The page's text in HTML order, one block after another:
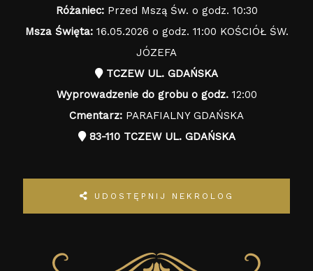
Różaniec:Przed Mszą Św. o godz. 10:30
Msza Święta:16.05.2026 o godz. 11:00 KOŚCIÓŁ ŚW.
JÓZEFA
TCZEW UL. GDAŃSKA
Wyprowadzenie do grobu o godz.12:00
Cmentarz: PARAFIALNY GDAŃSKA
83-110 TCZEW UL. GDAŃSKA
UDOSTĘPNIJ NEKROLOG